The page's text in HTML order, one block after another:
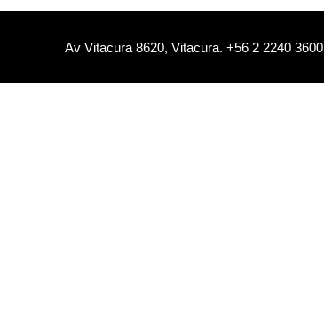
Av Vitacura 8620, Vitacura. +56 2 2240 3600